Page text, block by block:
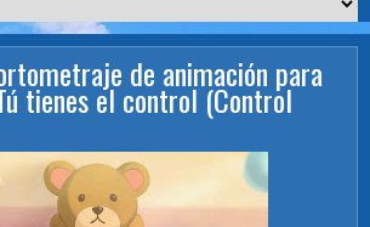
de animación para
tienes el control (Control